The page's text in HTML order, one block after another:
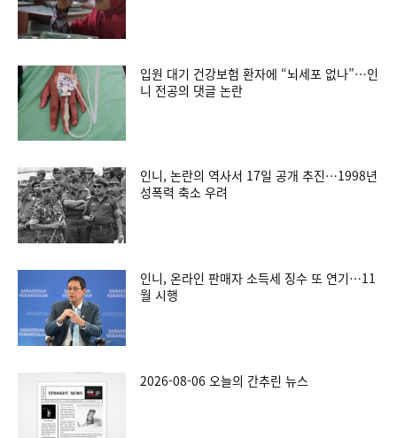
입원 대기 건강보험 환자에 “뇌세포 없나”…인
니 전공의 댓글 논란
인니, 논란의 역사서 17일 공개 추진…1998년
성폭력 축소 우려
인니, 온라인 판매자 소득세 징수 또 연기…11
월 시행
2026-08-06 오늘의 간추린 뉴스